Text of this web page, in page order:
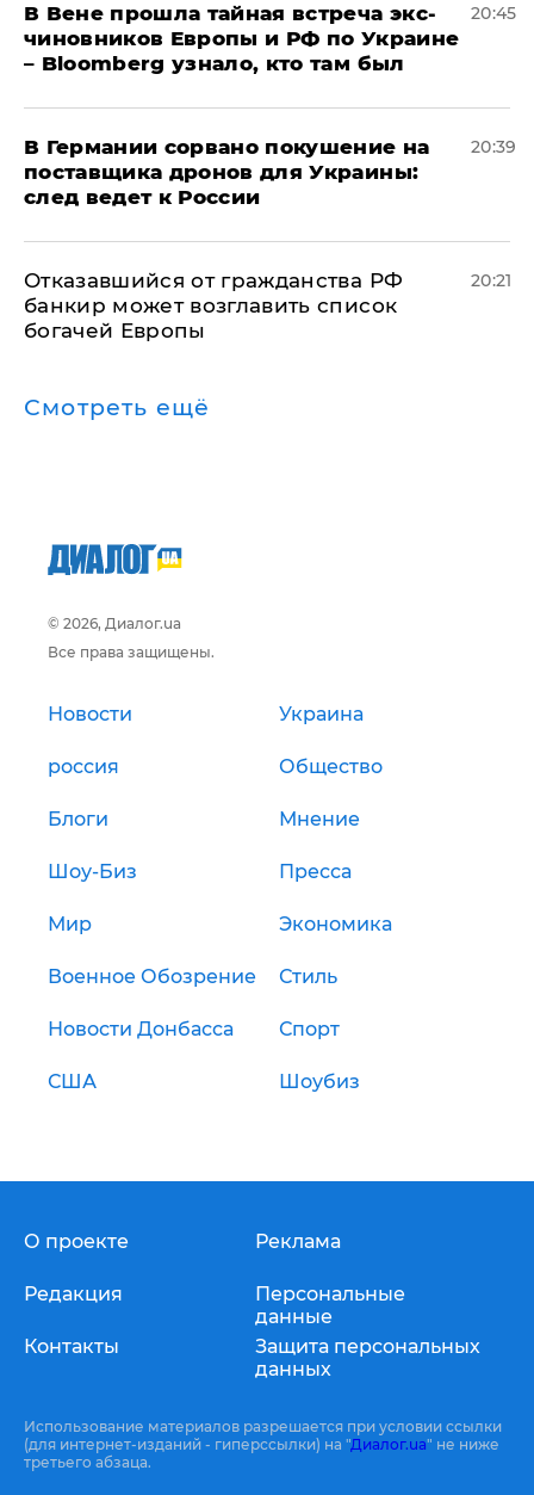
В Вене прошла тайная встреча экс-
чиновников Европы и РФ по Украине
– Bloomberg узнало, кто там был
20:45
​В Германии сорвано покушение на
поставщика дронов для Украины:
след ведет к России
20:39
Отказавшийся от гражданства РФ
банкир может возглавить список
богачей Европы
20:21
Смотреть ещё
© 2026, Диалог.ua
Все права защищены.
Новости Украина
россия Общество
Блоги Мнение
Шоу-Биз Пресса
Мир Экономика
Военное Обозрение Стиль
Новости Донбасса Спорт
США Шоубиз
О проекте
Редакция
Контакты
Реклама
Персональные
данные
Защита персональных
данных
Использование материалов разрешается при условии ссылки
(для интернет-изданий - гиперссылки) на "Диалог.ua" не ниже
третьего абзаца.